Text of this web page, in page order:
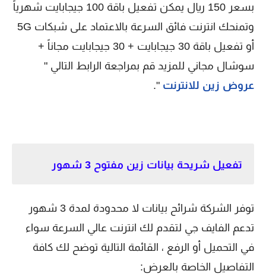
بسعر 150 ريال يمكن تفعيل باقة 100 جيجابايت شهرياً
وتمنحك انترنت فائق السرعة بالاعتماد على شبكات 5G
أو تفعيل باقة 30 جيجابايت + 30 جيجابايت مجاناً +
سوشال مجاني للمزيد قم بمراجعة الرابط التالي "
عروض زين للانترنت ".
تفعيل شريحة بيانات زين مفتوح 3 شهور
توفر الشركة شرائح بيانات لا محدودة لمدة 3 شهور
تدعم الفايف جي لتقدم لك انترنت عالي السرعة سواء
في التحميل أو الرفع ، القائمة التالية توضح لك كافة
التفاصيل الخاصة بالعرض: